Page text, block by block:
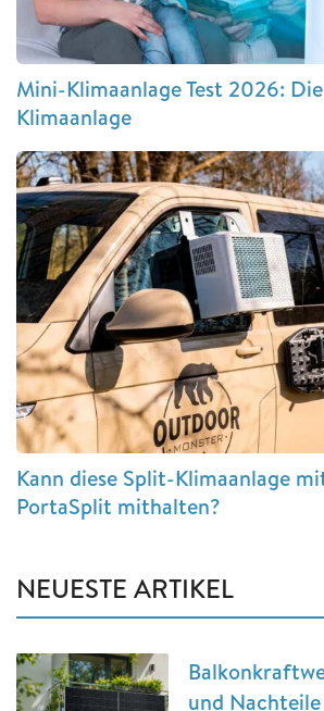
Mini-Klimaanlage Test 2026:
Klimaanlage
Kann diese Split-Klimaanlage
PortaSplit mithalten?
NEUESTE ARTIKEL
und